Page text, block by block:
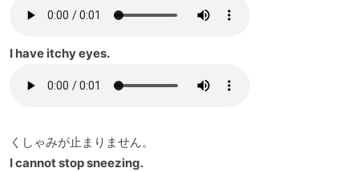
I have itchy eyes.
くしゃみが止まりません。
I cannot stop sneezing.